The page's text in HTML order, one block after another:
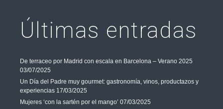
Últimas entradas
De terraceo por Madrid con escala en Barcelona – Verano 2025
03/07/2025
Un Día del Padre muy gourmet: gastronomía, vinos, productazos y
experiencias 17/03/2025
Mujeres ‘con la sartén por el mango’ 07/03/2025